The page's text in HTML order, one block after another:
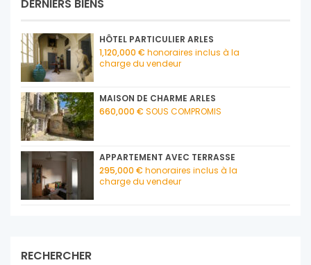
DERNIERS BIENS
HÔTEL PARTICULIER ARLES
1,120,000 € honoraires inclus à la
charge du vendeur
MAISON DE CHARME ARLES
660,000 € SOUS COMPROMIS
APPARTEMENT AVEC TERRASSE
295,000 € honoraires inclus à la
charge du vendeur
RECHERCHER